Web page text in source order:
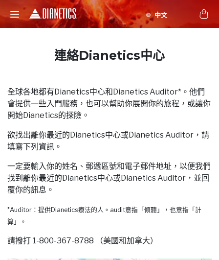
連絡Dianetics中心
全球各地都有Dianetics中心和Dianetics Auditor*。他們
會提供一些入門服務，也可以幫助你展開你的旅程，或讓你
開始Dianetics的探險。
欲找出離你最近的Dianetics中心或Dianetics Auditor，請
填寫下列資訊。
一定要輸入你的姓名、郵遞區號和電子郵件地址，以便我們
找到離你最近的Dianetics中心或Dianetics Auditor，並回
覆你的訊息。
*Auditor：提供Dianetics療法的人。audit意指「傾聽」，也意指「計
算」。
請撥打 1-800-367-8788 （美國和加拿大）